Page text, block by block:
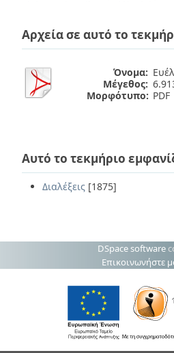
Αρχεία σε αυτό το
Όνομα:
Μέγεθος:
Μορφότυπο: PDF
Αυτό το τεκμήριο
Διαλέξεις [1875]
DSpace software
Επικοινωνήστε